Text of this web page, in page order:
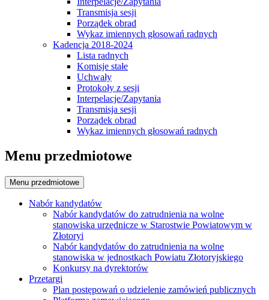
Transmisja sesji
Porządek obrad
Wykaz imiennych głosowań radnych
Kadencja 2018-2024
Lista radnych
Komisje stałe
Uchwały
Protokoły z sesji
Interpelacje/Zapytania
Transmisja sesji
Porządek obrad
Wykaz imiennych głosowań radnych
Menu przedmiotowe
Menu przedmiotowe
Nabór kandydatów
Nabór kandydatów do zatrudnienia na wolne
stanowiska urzędnicze w Starostwie Powiatowym w
Złotoryi
Nabór kandydatów do zatrudnienia na wolne
stanowiska w jednostkach Powiatu Złotoryjskiego
Konkursy na dyrektorów
Przetargi
Plan postępowań o udzielenie zamówień publicznych